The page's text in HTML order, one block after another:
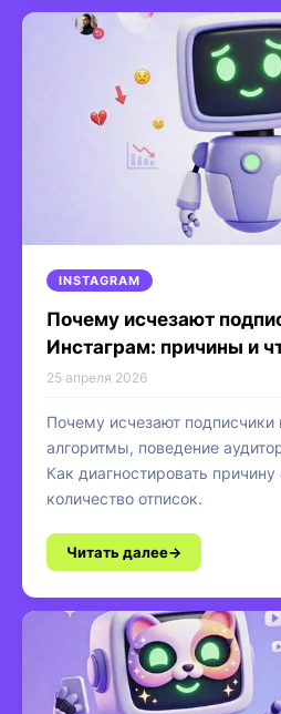
INSTAGRAM
Почему исчезают
Инстаграм: причины и
25 апреля 2026
Почему исчезают подписчики
алгоритмы, поведение
Как диагностировать
количество отписок.
Читать далее